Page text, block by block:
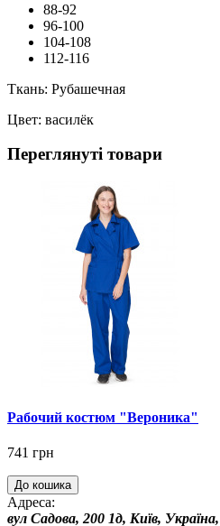
88-92
96-100
104-108
112-116
Ткань: Рубашечная
Цвет: василёк
Переглянуті товари
Рабочий костюм "Вероника"
741 грн
До кошика
Адреса:
вул Садова, 200 1д, Київ, Україна,